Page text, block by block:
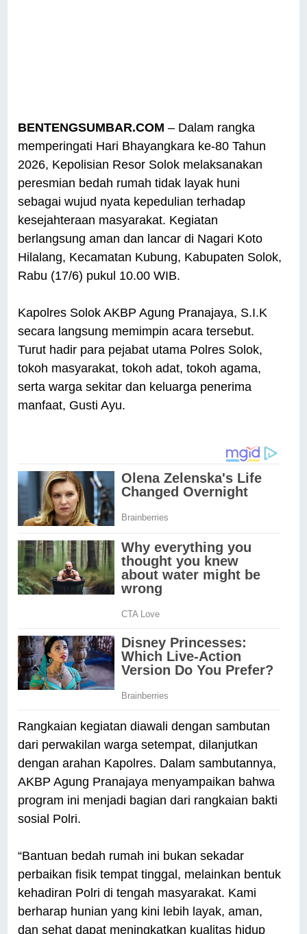
BENTENGSUMBAR.COM – Dalam rangka
memperingati Hari Bhayangkara ke-80 Tahun
2026, Kepolisian Resor Solok melaksanakan
peresmian bedah rumah tidak layak huni
sebagai wujud nyata kepedulian terhadap
kesejahteraan masyarakat. Kegiatan
berlangsung aman dan lancar di Nagari Koto
Hilalang, Kecamatan Kubung, Kabupaten Solok,
Rabu (17/6) pukul 10.00 WIB.
Kapolres Solok AKBP Agung Pranajaya, S.I.K
secara langsung memimpin acara tersebut.
Turut hadir para pejabat utama Polres Solok,
tokoh masyarakat, tokoh adat, tokoh agama,
serta warga sekitar dan keluarga penerima
manfaat, Gusti Ayu.
Rangkaian kegiatan diawali dengan sambutan
dari perwakilan warga setempat, dilanjutkan
dengan arahan Kapolres. Dalam sambutannya,
AKBP Agung Pranajaya menyampaikan bahwa
program ini menjadi bagian dari rangkaian bakti
sosial Polri.
“Bantuan bedah rumah ini bukan sekadar
perbaikan fisik tempat tinggal, melainkan bentuk
kehadiran Polri di tengah masyarakat. Kami
berharap hunian yang kini lebih layak, aman,
dan sehat dapat meningkatkan kualitas hidup